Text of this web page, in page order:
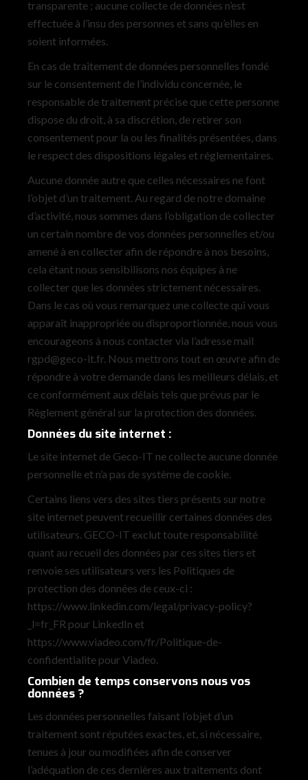
transparente ; aucune collecte de données n’est
effectuée à l’insu des personnes et sans qu’elles en
soient informées.
En cas de traitement de données personnelles fondé
sur le consentement de l’individu concernée, le
responsable de traitement précise que cette personne
dispose du droit, à sa discrétion, de retirer son
consentement pour la ou les finalités présentées, dans
le respect des dispositions légales et réglementaires.
Aucune donnée autre que celles nécessaires ne font
l’objet d’un traitement. Au regard de notre domaine
d’activité, nous sommes dans l’obligation de collecter
un certain nombre de vos données personnelles et/ou
amené à en collecter afin de répondre à nos besoins,
cela étant nous sensibilisons nos équipes à ne
collecter que les données strictement nécessaires.
Dans le cas où vous remarquez une collecte qui vous
apparaît inappropriée ou disproportionnée, nous vous
encourageons à nous contacter via l’adresse mail
rgpd@geco-it.fr. Nous mettrons tout en œuvre afin de
répondre à votre demande dans les meilleurs délais, et
ce conformément aux délais tels que prévus par le
Règlement général sur la protection des données.
Données du site internet :
Le site internet de Geco-IT ne collecte aucune donnée
personnelle et n’a pas de système de cookie.
Certains liens vers des sites tiers présents sur notre
site internet peuvent recueillir certaines données des
utilisateurs. GECO-IT exclut toute responsabilité
quant au recueil des données par ces sites tiers et
renvoie ses utilisateurs vers les Politiques de
protection des données de ceux-ci :
https://www.linkedin.com/legal/privacy-policy?
_l=fr_FR pour LinkedIn et
https://www.viadeo.com/fr/Politique-de-
confidentialite pour Viadeo.
Combien de temps conservons nous vos
données ?
Les données personnelles faisant l’objet d’un
traitement sont réputées exactes, et, si nécessaire,
tenues à jour ou modifiées afin de conserver
l’adéquation de ces dernières aux traitements dont